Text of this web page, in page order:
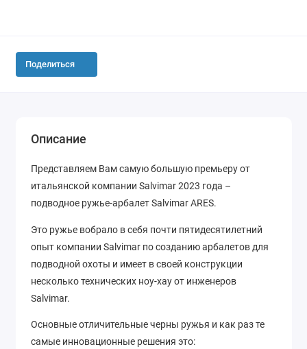
Поделиться
Описание
Представляем Вам самую большую премьеру от
итальянской компании Salvimar 2023 года –
подводное ружье-арбалет Salvimar ARES.
Это ружье вобрало в себя почти пятидесятилетний
опыт компании Salvimar по созданию арбалетов для
подводной охоты и имеет в своей конструкции
несколько технических ноу-хау от инженеров
Salvimar.
Основные отличительные черны ружья и как раз те
самые инновационные решения это: